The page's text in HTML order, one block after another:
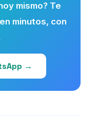
mismo? Te
minutos, con
→